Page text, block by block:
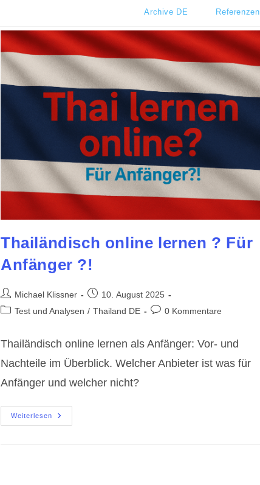
Archive DE Referenzen
Thailändisch online lernen ? Für
Anfänger ?!
Beitrags-
Autor:
Michael Klissner
Beitrag
veröffentlicht:
10. August 2025
Beitrags-
Test und Analysen / Thailand DE
Beitrags-
0 Kommentare
Thailändisch online lernen als Anfänger: Vor- und
Nachteile im Überblick. Welcher Anbieter ist was für
Anfänger und welcher nicht?
Weiterlesen
Thailändisch
Online